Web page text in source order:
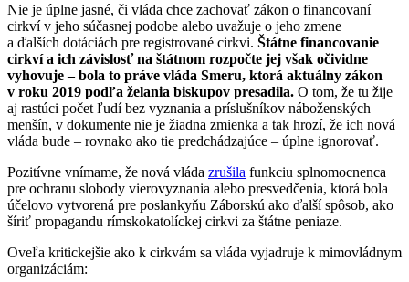
Nie je úplne jasné, či vláda chce zachovať zákon o financovaní
cirkví v jeho súčasnej podobe alebo uvažuje o jeho zmene
a ďalších dotáciách pre registrované cirkvi. Štátne financovanie
cirkví a ich závislosť na štátnom rozpočte jej však očividne
vyhovuje – bola to práve vláda Smeru, ktorá aktuálny zákon
v roku 2019 podľa želania biskupov presadila. O tom, že tu žije
aj rastúci počet ľudí bez vyznania a príslušníkov náboženských
menšín, v dokumente nie je žiadna zmienka a tak hrozí, že ich nová
vláda bude – rovnako ako tie predchádzajúce – úplne ignorovať.
Pozitívne vnímame, že nová vláda zrušila funkciu splnomocnenca
pre ochranu slobody vierovyznania alebo presvedčenia, ktorá bola
účelovo vytvorená pre poslankyňu Záborskú ako ďalší spôsob, ako
šíriť propagandu rímskokatolíckej cirkvi za štátne peniaze.
Oveľa kritickejšie ako k cirkvám sa vláda vyjadruje k mimovládnym
organizáciám: